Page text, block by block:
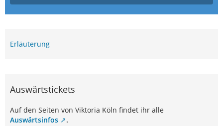
Erläuterung
Auswärtstickets
Auf den Seiten von Viktoria Köln findet ihr alle
Auswärtsinfos
.